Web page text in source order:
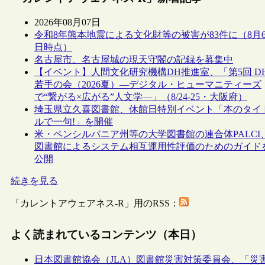
2026年08月07日
令和8年熊本地震による文化財等の被害が83件に（8月
日時点）
名古屋市、名古屋城の現天守閣の記録を募集中
【イベント】人間文化研究機構DH推進室、「第5回
若手の会（2026夏）―デジタル・ヒューマニティーズ
で“繋がる×広がる”人文学―」（8/24-25・大阪府）
埼玉県立久喜図書館、休館日特別イベント「本のタイ
ルで一句!」を開催
米・ペンシルバニア州等の大学図書館の連合体PALCI、
図書館によるシステム相互運用性評価のためのガイド
公開
続きを見る
「カレントアウェアネス-R」用のRSS：
よく読まれているコンテンツ（本日）
日本図書館協会（JLA）図書館災害対策委員会、「災